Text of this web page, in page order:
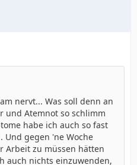
nervt... Was soll denn an
und Atemnot so schlimm
habe ich auch so fast
Und gegen 'ne Woche
Arbeit zu müssen hätten
auch nichts einzuwenden,